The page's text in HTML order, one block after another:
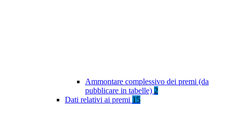
Ammontare complessivo dei premi (da
pubblicare in tabelle) 2
Dati relativi ai premi 15